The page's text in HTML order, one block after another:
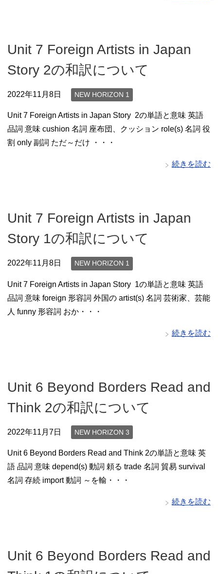
Unit 7 Foreign Artists in Japan
Story 2の和訳について
2022年11月8日 NEW HORIZON 1
Unit 7 Foreign Artists in Japan Story 2の単語と意味 英語
品詞 意味 cushion 名詞 座布団、クッション role(s) 名詞 役
割 only 副詞 ただ～だけ ・・・
続きを読む
Unit 7 Foreign Artists in Japan
Story 1の和訳について
2022年11月8日 NEW HORIZON 1
Unit 7 Foreign Artists in Japan Story 1の単語と意味 英語
品詞 意味 foreign 形容詞 外国の artist(s) 名詞 芸術家、芸能
人 funny 形容詞 おか・・・
続きを読む
Unit 6 Beyond Borders Read and
Think 2の和訳について
2022年11月7日 NEW HORIZON 3
Unit 6 Beyond Borders Read and Think 2の単語と意味 英
語 品詞 意味 depend(s) 動詞 頼る trade 名詞 貿易 survival
名詞 存続 import 動詞 ～を輸・・・
続きを読む
Unit 6 Beyond Borders Read and